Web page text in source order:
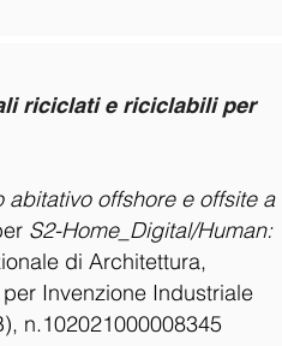
riciclati e riciclabili per
abitativo offshore e offsite a
S2-Home_Digital/Human:
di Architettura,
Invenzione Industriale
n.102021000008345